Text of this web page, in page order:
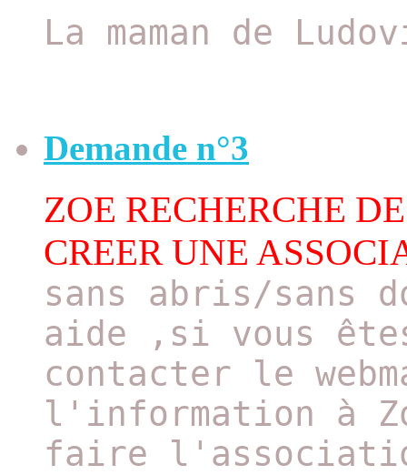
La maman de
Demande n°3
ZOE RECHERCHE
CREER UNE
sans abris/sans
aide ,si vous
contacter le
l'information à
faire